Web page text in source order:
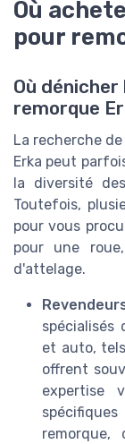
Où
pour
Où
remorque
La recherche
Erka peut
la diversité
Toutefois,
pour vous
pour une
d'attelage.
spécialisés
et auto,
offrent
expertise
remorque,